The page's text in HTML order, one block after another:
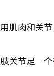
肌肉和关
关节是一